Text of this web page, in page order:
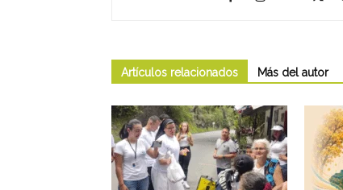
Artículos relacionados Más del autor